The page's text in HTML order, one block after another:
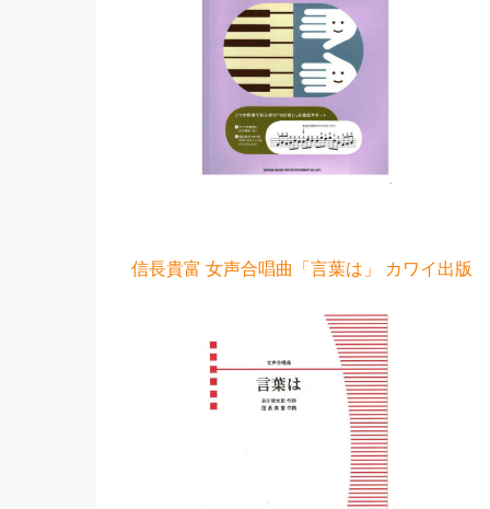
信長貴富 女声合唱曲「言葉は」 カワイ出版